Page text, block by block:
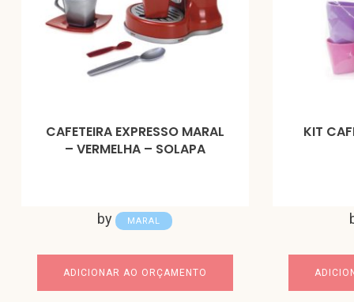
CAFETEIRA EXPRESSO MARAL
– VERMELHA – SOLAPA
by MARAL
ADICIONAR AO ORÇAMENTO
KIT